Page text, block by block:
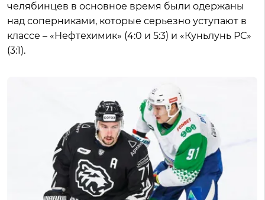
челябинцев в основное время были одержаны
над соперниками, которые серьезно уступают в
классе – «Нефтехимик» (4:0 и 5:3) и «Куньлунь РС»
(3:1).